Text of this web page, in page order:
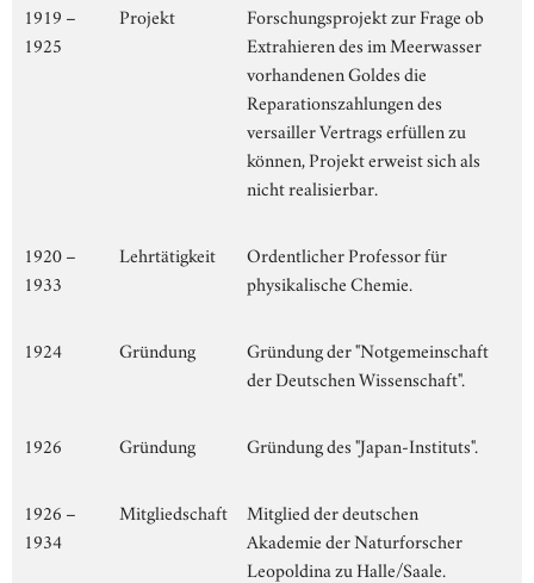
1919 –
1925
Projekt
Forschungsprojekt zur Frage ob
Extrahieren des im Meerwasser
vorhandenen Goldes die
Reparationszahlungen des
versailler Vertrags erfüllen zu
können, Projekt erweist sich als
nicht realisierbar.
1920 –
1933
Lehrtätigkeit
Ordentlicher Professor für
physikalische Chemie.
1924 Gründung
Gründung der "Notgemeinschaft
der Deutschen Wissenschaft".
1926 Gründung Gründung des "Japan-Instituts".
1926 –
1934
Mitgliedschaft
Mitglied der deutschen
Akademie der Naturforscher
Leopoldina zu Halle/Saale.